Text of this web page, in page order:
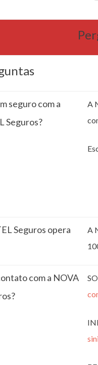
seguro com a
Seguros?
A
Seguros opera
A
com a NOVA